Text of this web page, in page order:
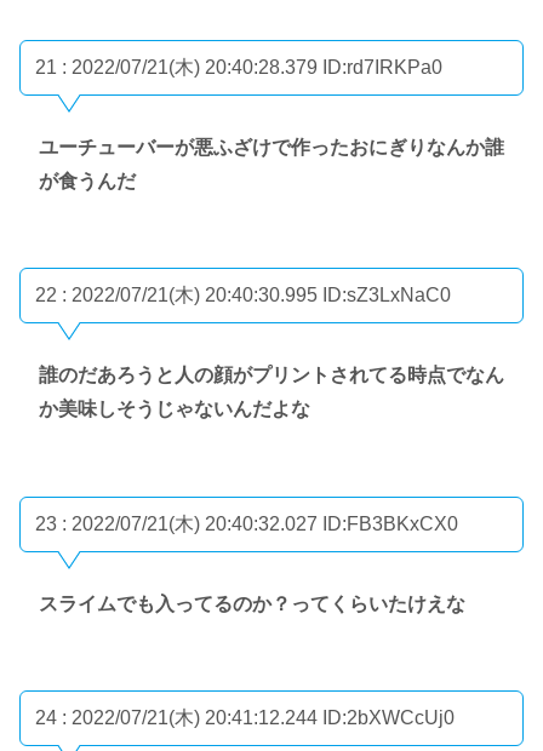
21 : 2022/07/21(木) 20:40:28.379 ID:rd7IRKPa0
ユーチューバーが悪ふざけで作ったおにぎりなんか誰
が食うんだ
22 : 2022/07/21(木) 20:40:30.995 ID:sZ3LxNaC0
誰のだあろうと人の顔がプリントされてる時点でなん
か美味しそうじゃないんだよな
23 : 2022/07/21(木) 20:40:32.027 ID:FB3BKxCX0
スライムでも入ってるのか？ってくらいたけえな
24 : 2022/07/21(木) 20:41:12.244 ID:2bXWCcUj0